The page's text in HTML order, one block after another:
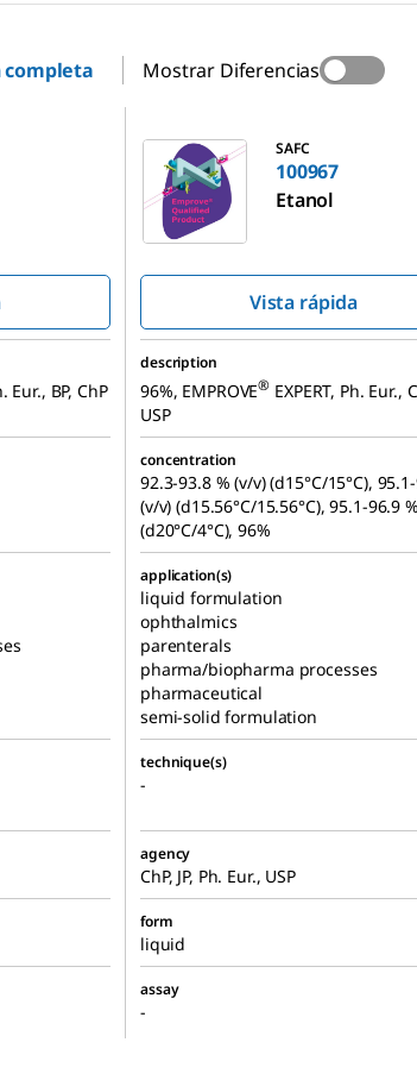
completa Mostrar Diferencias
SAFC
100967
Etanol
Vista rápida
Eur., BP, ChP
description
96%, EMPROVE® EXPERT, Ph. Eur.,
USP
concentration
92.3-93.8 % (v/v) (d15°C/15°C),
(v/v) (d15.56°C/15.56°C), 95.1-96.9
(d20°C/4°C), 96%
application(s)
liquid formulation
ophthalmics
parenterals
pharma/biopharma processes
pharmaceutical
semi-solid formulation
technique(s)
-
agency
ChP, JP, Ph. Eur., USP
form
liquid
assay
-